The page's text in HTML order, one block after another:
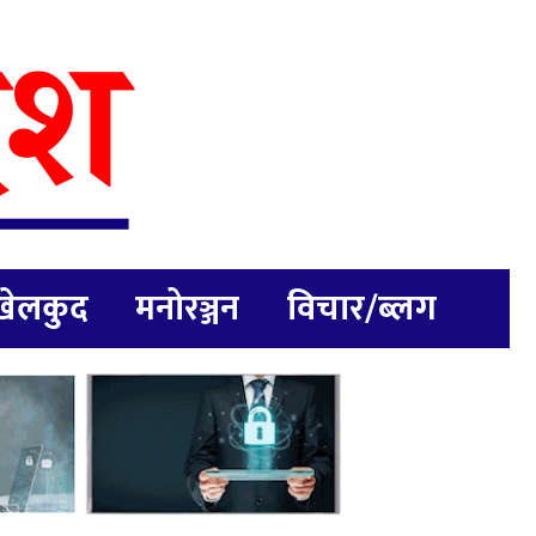
मनोरञ्जन विचार/ब्लग